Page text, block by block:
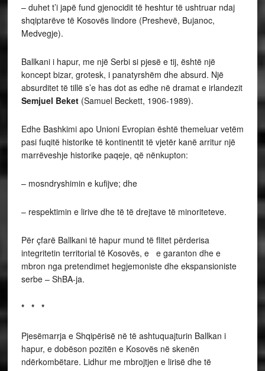
– duhet t’i japë fund gjenocidit të heshtur të ushtruar ndaj
shqiptarëve të Kosovës lindore (Preshevë, Bujanoc,
Medvegje).
Ballkani i hapur, me një Serbi si pjesë e tij, është një
koncept bizar, grotesk, i panatyrshëm dhe absurd. Një
absurditet të tillë s’e has dot as edhe në dramat e irlandezit
Semjuel Beket(Samuel Beckett, 1906-1989).
Edhe Bashkimi apo Unioni Evropian është themeluar vetëm
pasi fuqitë historike të kontinentit të vjetër kanë arritur një
marrëveshje historike paqeje, që nënkupton:
– mosndryshimin e kufijve; dhe
– respektimin e lirive dhe të të drejtave të minoriteteve.
Për çfarë Ballkani të hapur mund të flitet përderisa
integritetin territorial të Kosovës, e e garanton dhe e
mbron nga pretendimet hegjemoniste dhe ekspansioniste
serbe – ShBA-ja.
* * *
Pjesëmarrja e Shqipërisë në të ashtuquajturin Ballkan i
hapur, e dobëson pozitën e Kosovës në skenën
ndërkombëtare. Lidhur me mbrojtjen e lirisë dhe të